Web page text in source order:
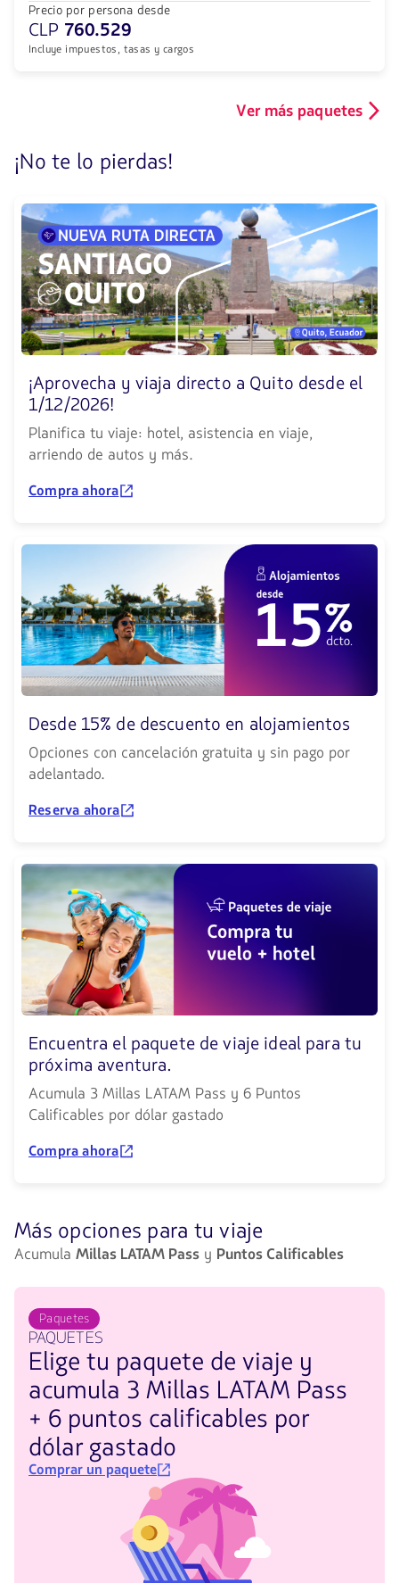
Precio por persona desde
CLP 760.529
Incluye impuestos, tasas y cargos
Ver más paquetes
¡No te lo pierdas!
¡Aprovecha y viaja directo a Quito desde el
1/12/2026!
Planifica tu viaje: hotel, asistencia en viaje,
arriendo de autos y más.
Compra ahora
Desde 15% de descuento en alojamientos
Opciones con cancelación gratuita y sin pago por
adelantado.
Reserva ahora
Encuentra el paquete de viaje ideal para tu
próxima aventura.
Acumula 3 Millas LATAM Pass y 6 Puntos
Calificables por dólar gastado
Compra ahora
Más opciones para tu viaje
Acumula Millas LATAM Pass y Puntos Calificables
Paquetes
PAQUETES
Elige tu paquete de viaje y
acumula 3 Millas LATAM Pass
+ 6 puntos calificables por
dólar gastado
Comprar un paquete